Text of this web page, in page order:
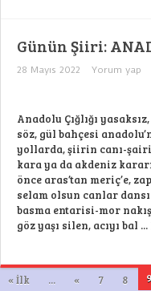
Günün Şiiri:
28 Mayıs 2022 Yorum yap
Anadolu Çığlığı
söz, gül bahçesi
yollarda, şiirin canı-
kara ya da akdeniz
önce aras’tan meriç’e,
selam olsun canlar
basma entarisi-mor
göz yaşı silen, acıyı bal ...
« İlk ... « 7 8 9